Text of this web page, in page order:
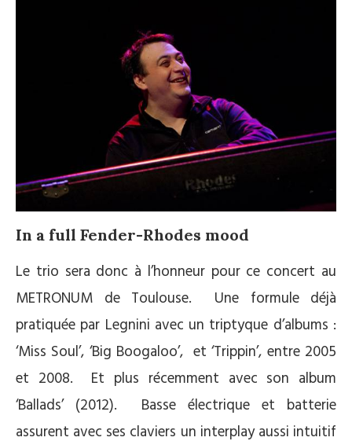
In a full Fender-Rhodes mood
Le trio sera donc à l’honneur pour ce concert au
METRONUM de Toulouse. Une formule déjà
pratiquée par Legnini avec un triptyque d’albums :
‘Miss Soul’, ‘Big Boogaloo’, et ‘Trippin’, entre 2005
et 2008. Et plus récemment avec son album
‘Ballads’ (2012). Basse électrique et batterie
assurent avec ses claviers un interplay aussi intuitif